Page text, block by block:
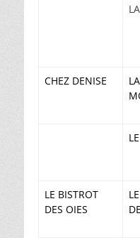
CHEZ DENISE
LE BISTROT
DES OIES